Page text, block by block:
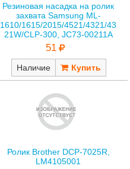
Резиновая насадка на ролик
захвата Samsung ML-
1610/1615/2015/4521/4321/43
21W/CLP-300, JC73-00211A
51
Наличие
Ролик Brother DCP-7025R,
LM4105001